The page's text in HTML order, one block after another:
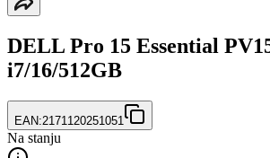
DELL Pro 15 Essential
i7/16/512GB
EAN:2171120251051
Na stanju